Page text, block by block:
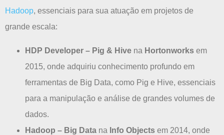
Hadoop, essenciais para sua atuação em projetos de
grande escala:
HDP Developer – Pig & Hive na Hortonworks em
2015, onde adquiriu conhecimento profundo em
ferramentas de Big Data, como Pig e Hive, essenciais
para a manipulação e análise de grandes volumes de
dados.
Hadoop – Big Data na Info Objects em 2014, onde